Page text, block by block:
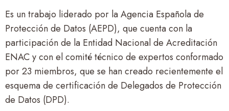
Es un trabajo liderado por la Agencia Española de
Protección de Datos (AEPD), que cuenta con la
participación de la Entidad Nacional de Acreditación
ENAC y con el comité técnico de expertos conformado
por 23 miembros, que se han creado recientemente el
esquema de certificación de Delegados de Protección
de Datos (DPD).